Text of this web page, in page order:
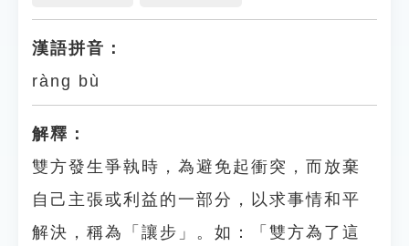
漢語拼音：
ràng bù
解釋：
雙方發生爭執時，為避免起衝突，而放棄
自己主張或利益的一部分，以求事情和平
解決，稱為「讓步」。如：「雙方為了這